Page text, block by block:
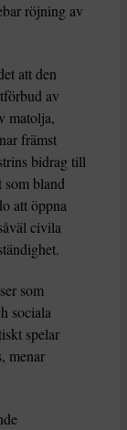
röjning av
att den
av
matolja,
främst
bidrag till
som bland
att öppna
civila
som
sociala
spelar
menar